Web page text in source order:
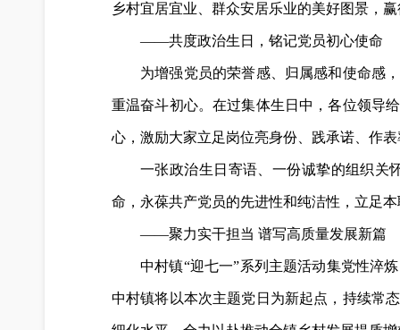
乡村宜居宜业、群众安居乐业的美好图景，
——共度政治生日，铭记党员初心使命
为增强党员的荣誉感、归属感和使命感
重温奋斗初心。在过集体生日中，各位领导
心，激励大家立足岗位亮身份、践承诺、作
一张政治生日寄语、一份诚挚的组织关
命，永葆共产党员的先进性和纯洁性，立足
——聚力实干担当 谱写高质量发展新篇
中村镇“迎七一”系列主题活动集党性淬
中村镇将以本次主题党日为新起点，持续常